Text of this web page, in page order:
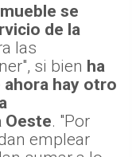
se
de la
las
si bien ha
hay otro
Oeste. "Por
emplear